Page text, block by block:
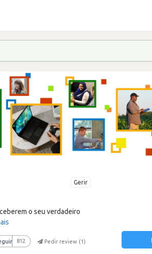
Gerir
o seu verdadeiro
812 Pedir review (1)